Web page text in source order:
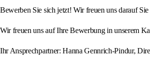
Bewerben Sie sich jetzt! Wir freuen uns darauf
Wir freuen uns auf Ihre Bewerbung in unserem
Ihr Ansprechpartner: Hanna Gennrich-Pindur,